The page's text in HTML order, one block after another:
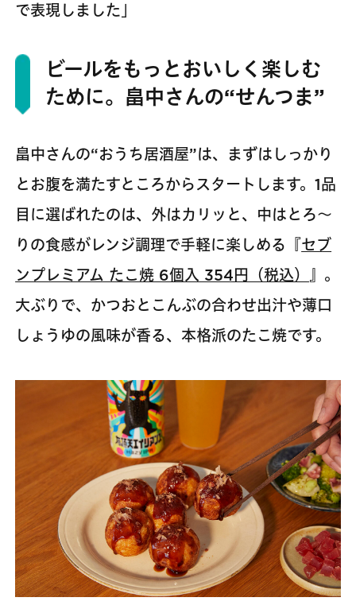
で表現しました」
ビールをもっとおいしく楽しむ
ために。畠中さんの“せんつま”
畠中さんの“おうち居酒屋”は、まずはしっかり
とお腹を満たすところからスタートします。1品
目に選ばれたのは、外はカリッと、中はとろ～
りの食感がレンジ調理で手軽に楽しめる『セブ
ンプレミアム たこ焼 6個入 354円（税込） 』。
大ぶりで、かつおとこんぶの合わせ出汁や薄口
しょうゆの風味が香る、本格派のたこ焼です。